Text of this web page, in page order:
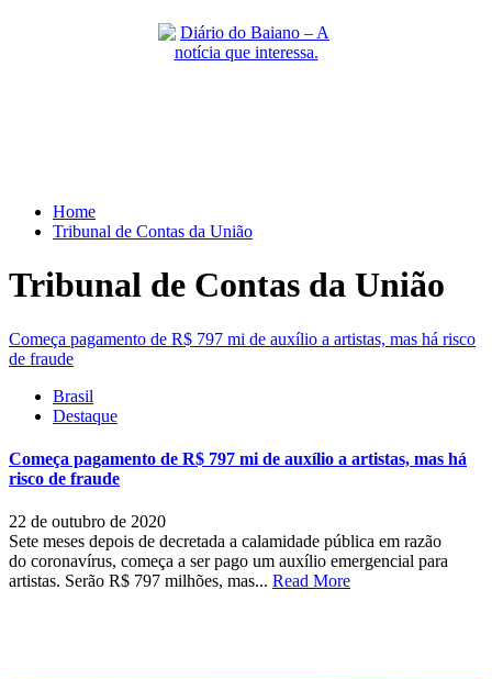
Home
Tribunal de Contas da União
Tribunal de Contas da União
Começa pagamento de R$ 797 mi de auxílio a artistas, mas há risco
de fraude
Brasil
Destaque
Começa pagamento de R$ 797 mi de auxílio a artistas, mas há
risco de fraude
22 de outubro de 2020
Sete meses depois de decretada a calamidade pública em razão
do coronavírus, começa a ser pago um auxílio emergencial para
artistas. Serão R$ 797 milhões, mas... Read More